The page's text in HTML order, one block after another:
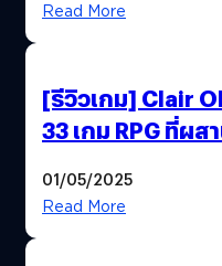
Read More
[รีวิวเกม] Clair
33 เกม RPG ที่ผ
01/05/2025
Read More